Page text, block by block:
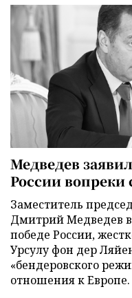
Медведев
России
Заместитель
Дмитрий Медведев
победе России,
Урсулу фон дер
«бендеровского
отношения к Европе.